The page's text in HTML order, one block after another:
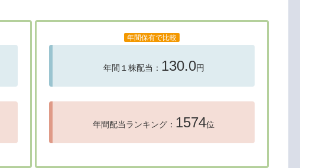
年間保有で比較
年間１株配当： 130.0円
年間配当ランキング： 1574位